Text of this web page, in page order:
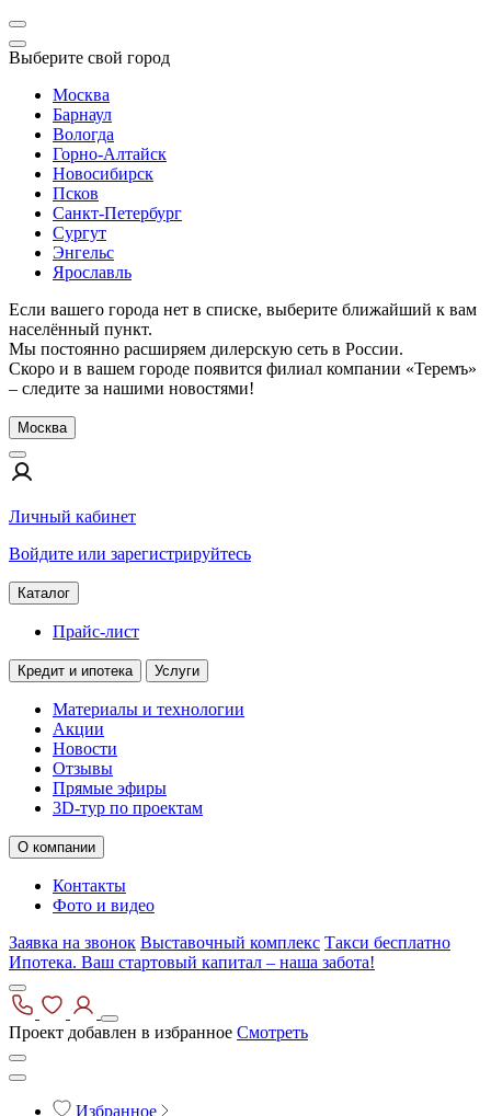
Выберите свой город
Москва
Барнаул
Вологда
Горно-Алтайск
Новосибирск
Псков
Санкт-Петербург
Сургут
Энгельс
Ярославль
Если вашего города нет в списке, выберите ближайший к вам
населённый пункт.
Мы постоянно расширяем дилерскую сеть в России.
Скоро и в вашем городе появится филиал компании «Теремъ»
– следите за нашими новостями!
Москва
Личный кабинет
Войдите или зарегистрируйтесь
Каталог
Прайс-лист
Кредит и ипотека Услуги
Материалы и технологии
Акции
Новости
Отзывы
Прямые эфиры
3D-тур по проектам
О компании
Контакты
Фото и видео
Заявка на звонок Выставочный комплекс Такси бесплатно
Ипотека. Ваш стартовый капитал – наша забота!
Проект добавлен в избранное Смотреть
Избранное